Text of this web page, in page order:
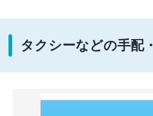
タクシーなどの手配